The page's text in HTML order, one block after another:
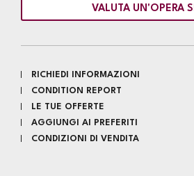
VALUTA UN'OPERA
RICHIEDI INFORMAZIONI
CONDITION REPORT
LE TUE OFFERTE
AGGIUNGI AI PREFERITI
CONDIZIONI DI VENDITA